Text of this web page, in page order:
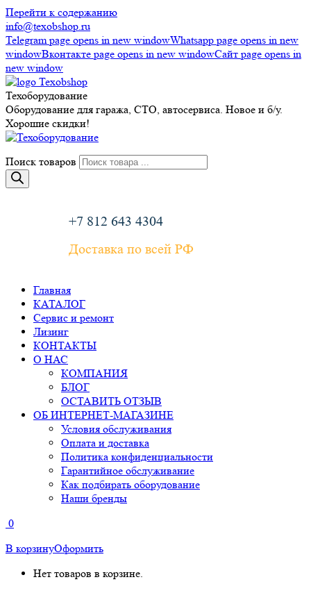
Перейти к содержанию
info@texobshop.ru
Telegram page opens in new windowWhatsapp page opens in new
windowВконтакте page opens in new windowСайт page opens in
new window
Техоборудование
Оборудование для гаража, СТО, автосервиса. Новое и б/у.
Хорошие скидки!
Поиск товаров
+7 812 643 4304
Доставка по всей РФ
Главная
КАТАЛОГ
Сервис и ремонт
Лизинг
КОНТАКТЫ
О НАС
КОМПАНИЯ
БЛОГ
ОСТАВИТЬ ОТЗЫВ
ОБ ИНТЕРНЕТ-МАГАЗИНЕ
Условия обслуживания
Оплата и доставка
Политика конфиденциальности
Гарантийное обслуживание
Как подбирать оборудование
Наши бренды
0
В корзинуОформить
Нет товаров в корзине.